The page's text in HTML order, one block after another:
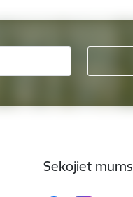
Sekojiet mums